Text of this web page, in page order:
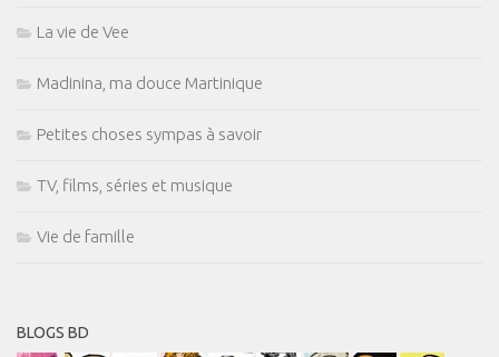
La vie de Vee
Madinina, ma douce Martinique
Petites choses sympas à savoir
TV, films, séries et musique
Vie de famille
BLOGS BD